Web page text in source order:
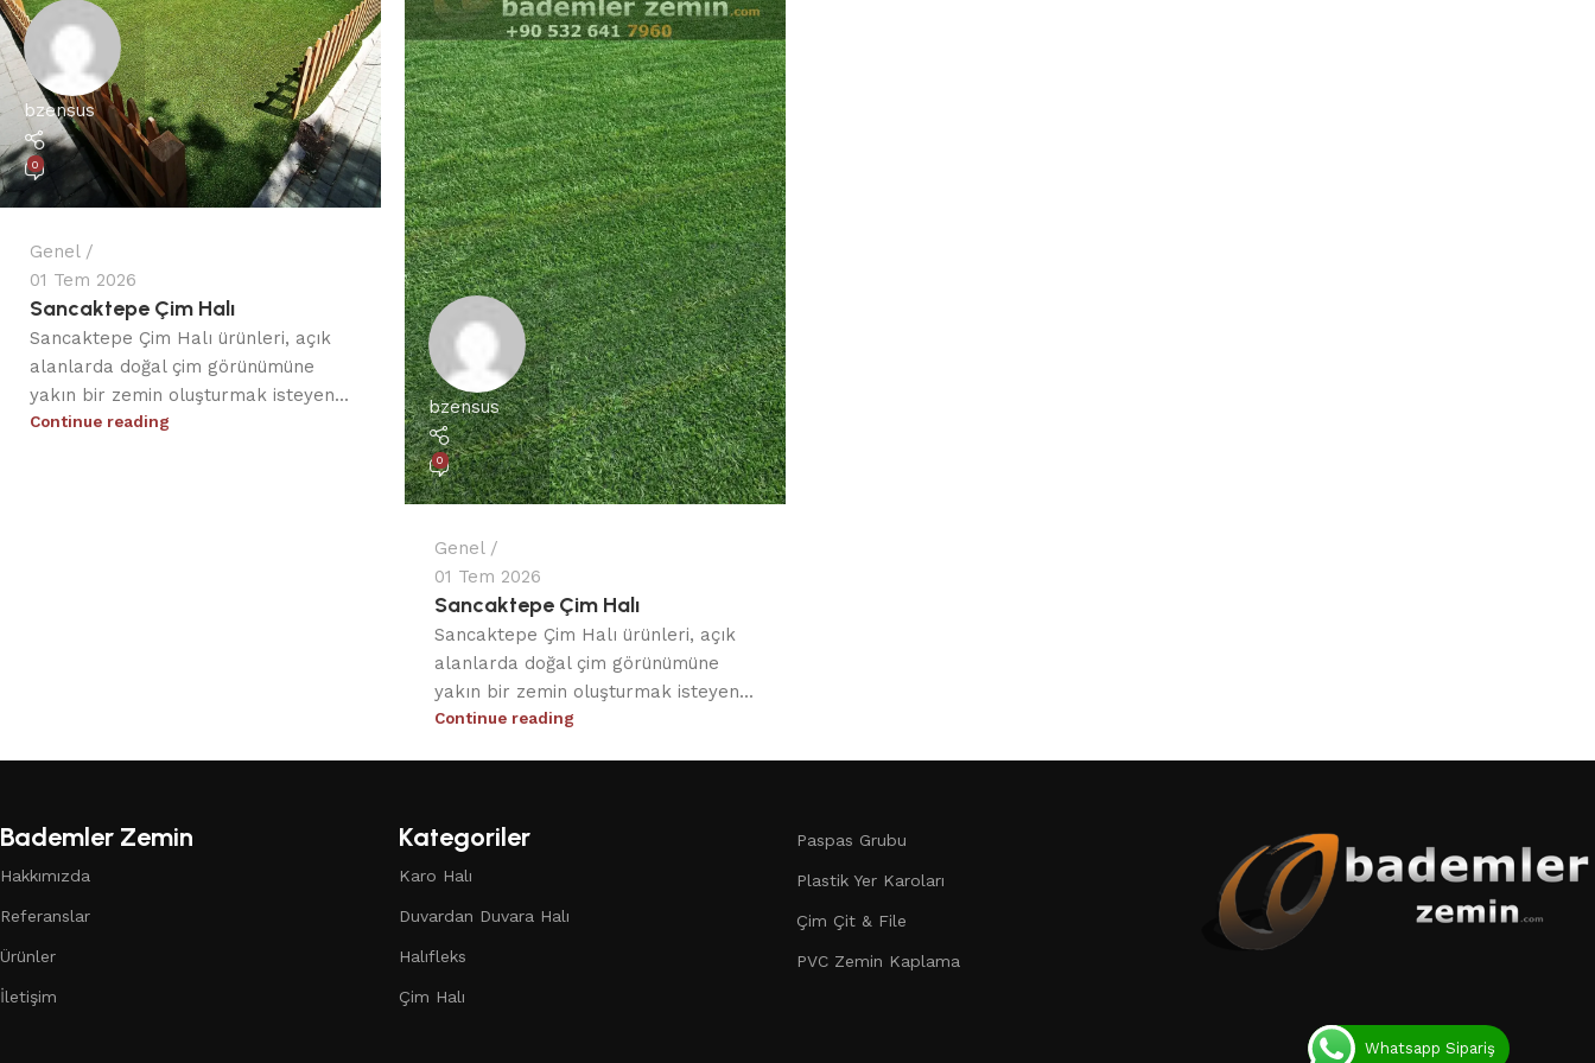
bzensus
0
Genel
01 Tem 2026
Sancaktepe Çim Halı
Sancaktepe Çim Halı ürünleri, açık
alanlarda doğal çim görünümüne
yakın bir zemin oluşturmak isteyen...
Continue reading
bzensus
0
Genel
01 Tem 2026
Sancaktepe Çim Halı
Sancaktepe Çim Halı ürünleri, açık
alanlarda doğal çim görünümüne
yakın bir zemin oluşturmak isteyen...
Continue reading
Bademler Zemin
Hakkımızda
Referanslar
Ürünler
İletişim
Kategoriler
Karo Halı
Duvardan Duvara Halı
Halıfleks
Çim Halı
Paspas Grubu
Plastik Yer Karoları
Çim Çit & File
PVC Zemin Kaplama
Whatsapp Sipariş